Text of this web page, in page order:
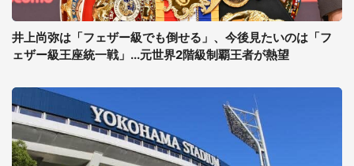
井上尚弥は「フェザー級でも倒せる」、今後見たいのは「フ
ェザー級王座統一戦」...元世界2階級制覇王者が熱望